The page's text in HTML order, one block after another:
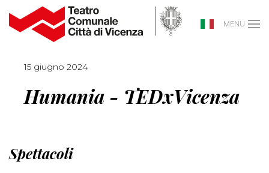
MENU
15 giugno 2024
Humania - TEDxVicenza
Spettacoli